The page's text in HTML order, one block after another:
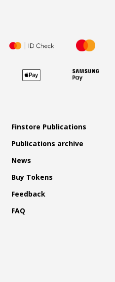
Finstore Publications
Publications archive
News
Buy Tokens
Feedback
FAQ